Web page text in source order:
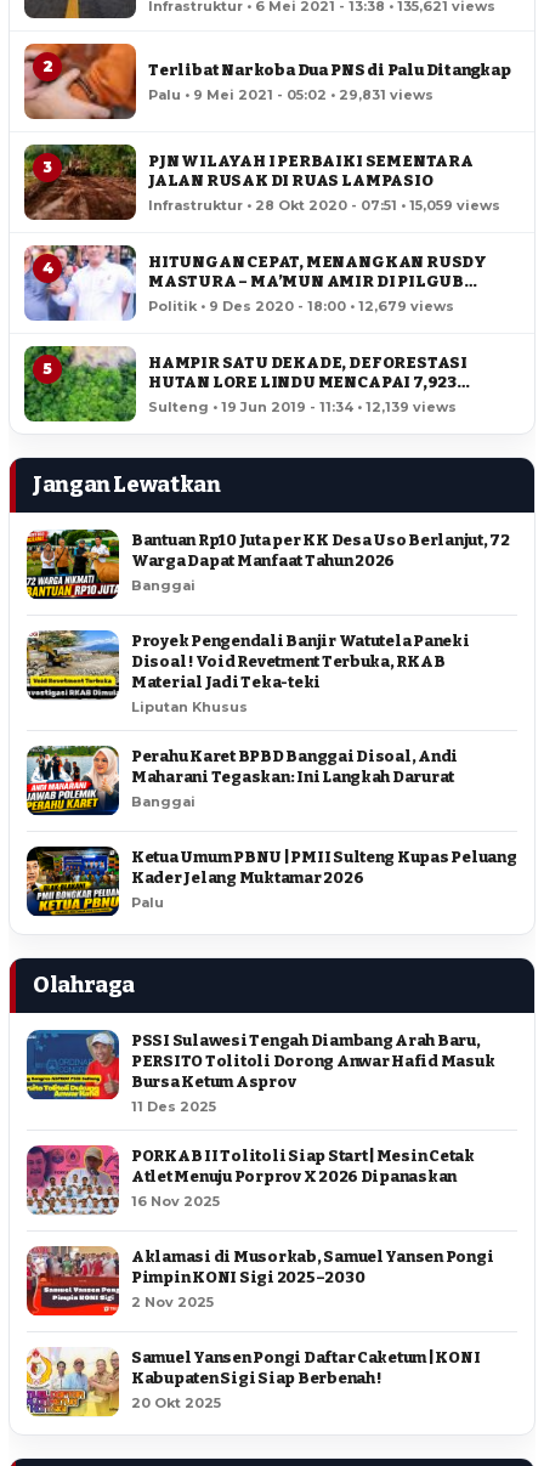
Infrastruktur • 6 Mei 2021 - 13:38 • 135,621 views
2 Terlibat Narkoba Dua PNS di Palu Ditangkap
Palu • 9 Mei 2021 - 05:02 • 29,831 views
3
PJN WILAYAH I PERBAIKI SEMENTARA
JALAN RUSAK DI RUAS LAMPASIO
Infrastruktur • 28 Okt 2020 - 07:51 • 15,059 views
4
HITUNGAN CEPAT, MENANGKAN RUSDY
MASTURA – MA’MUN AMIR DI PILGUB
SULTENG
Politik • 9 Des 2020 - 18:00 • 12,679 views
5
HAMPIR SATU DEKADE, DEFORESTASI
HUTAN LORE LINDU MENCAPAI 7,923
HEKTAR
Sulteng • 19 Jun 2019 - 11:34 • 12,139 views
Jangan Lewatkan
Bantuan Rp10 Juta per KK Desa Uso Berlanjut, 72
Warga Dapat Manfaat Tahun 2026
Banggai
Proyek Pengendali Banjir Watutela Paneki
Disoal ! Void Revetment Terbuka, RKAB
Material Jadi Teka-teki
Liputan Khusus
Perahu Karet BPBD Banggai Disoal, Andi
Maharani Tegaskan: Ini Langkah Darurat
Banggai
Ketua Umum PBNU | PMII Sulteng Kupas Peluang
Kader Jelang Muktamar 2026
Palu
Olahraga
PSSI Sulawesi Tengah Diambang Arah Baru,
PERSITO Tolitoli Dorong Anwar Hafid Masuk
Bursa Ketum Asprov
11 Des 2025
PORKAB II Tolitoli Siap Start | Mesin Cetak
Atlet Menuju Porprov X 2026 Dipanaskan
16 Nov 2025
Aklamasi di Musorkab, Samuel Yansen Pongi
Pimpin KONI Sigi 2025–2030
2 Nov 2025
Samuel Yansen Pongi Daftar Caketum | KONI
Kabupaten Sigi Siap Berbenah !
20 Okt 2025